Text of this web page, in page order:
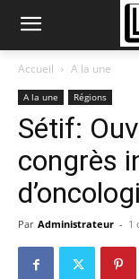
Accueil A la une
A la une Régions
Sétif:
congrès
Par Administrateur - 1